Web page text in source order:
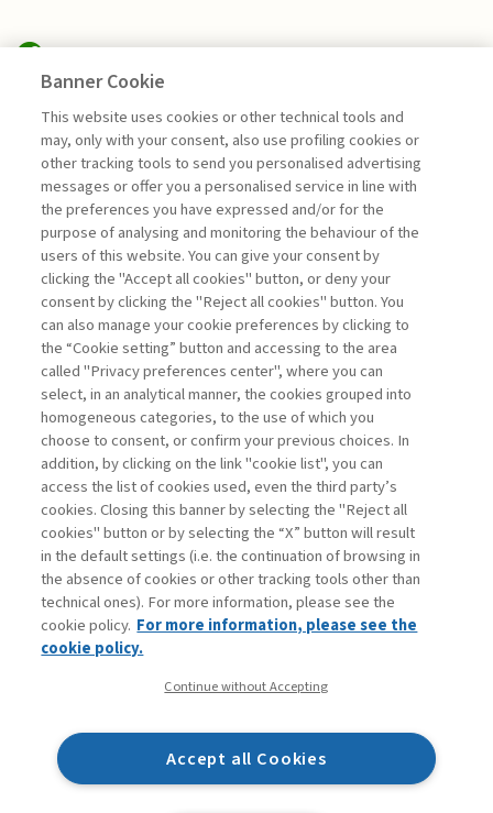
HIGHLIGHTS
L’IMPATTO DEI RISCHI NON
FINANZIARI: ...
di Paola Tagliavini
La consultazione dei libri è riservata esclusivamente
agli abbonati Premium
Legenda: Accedi Per registrati Per abbonati
Contatti
Abbonamenti
Archivio rubriche
Privacy
Dichiarazione di accessibilità
Mappa del sito
Banner Cookie
This website uses cookies or other technical tools and
may, only with your consent, also use profiling cookies or
other tracking tools to send you personalised advertising
messages or offer you a personalised service in line with
the preferences you have expressed and/or for the
purpose of analysing and monitoring the behaviour of the
users of this website. You can give your consent by
clicking the "Accept all cookies" button, or deny your
consent by clicking the "Reject all cookies" button. You
can also manage your cookie preferences by clicking to
the “Cookie setting” button and accessing to the area
called "Privacy preferences center", where you can
select, in an analytical manner, the cookies grouped into
homogeneous categories, to the use of which you
choose to consent, or confirm your previous choices. In
addition, by clicking on the link "cookie list", you can
access the list of cookies used, even the third party’s
cookies. Closing this banner by selecting the "Reject all
cookies" button or by selecting the “X” button will result
in the default settings (i.e. the continuation of browsing in
the absence of cookies or other tracking tools other than
technical ones). For more information, please see the
cookie policy. For more information, please see the
cookie policy.
Continue without Accepting
Accept all Cookies